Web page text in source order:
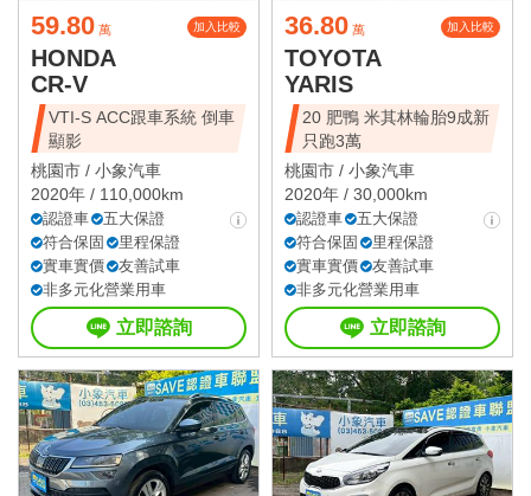
59.80 萬 加入比較
HONDA
CR-V
VTI-S ACC跟車系統 倒車
顯影
桃園市 / 小象汽車
2020年 / 110,000km
認證車
五大保證
符合保固
里程保證
實車實價
友善試車
非多元化營業用車
立即諮詢
36.80 萬 加入比較
TOYOTA
YARIS
20 肥鴨 米其林輪胎9成新
只跑3萬
桃園市 / 小象汽車
2020年 / 30,000km
認證車
五大保證
符合保固
里程保證
實車實價
友善試車
非多元化營業用車
立即諮詢